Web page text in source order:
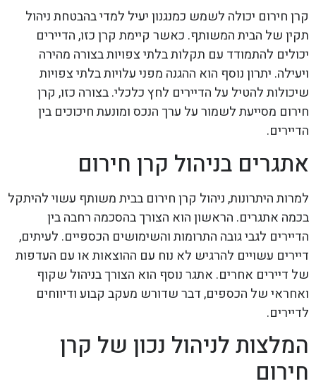
קרן חירום יכולה לשמש כמנגנון יעיל למדי בהבטחת ניהול
תקין של הבית המשותף. כאשר קיימת קרן כזו, הדיירים
יכולים להתמודד עם תקלות בלתי צפויות בצורה מהירה
ויעילה. יתרון נוסף הוא ההגנה מפני עלויות בלתי צפויות
שיכולות להטיל על הדיירים לחץ כלכלי. בצורה כזו, קרן
חירום מסייעת לשמור על ערך הנכס ומונעת חיכוכים בין
הדיירים.
אתגרים בניהול קרן חירום
למרות היתרונות, ניהול קרן חירום בבית משותף עשוי להיתקל
בכמה אתגרים. הראשון הוא הצורך בהסכמה רחבה בין
הדיירים לגבי גובה התרומות והשימושים הכספיים. לעיתים,
דיירים עשויים להרגיש לא נוח עם ההוצאות או עם העדפות
של דיירים אחרים. אתגר נוסף הוא הצורך בניהול שקוף
ואחראי של הכספים, דבר שדורש מעקב קבוע ודיווחים
לדיירים.
המלצות לניהול נכון של קרן
חירום